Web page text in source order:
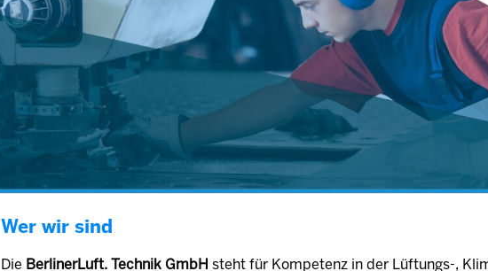
Wer wir sind
Die BerlinerLuft. Technik GmbH steht für Kompetenz in der Lüftungs-,